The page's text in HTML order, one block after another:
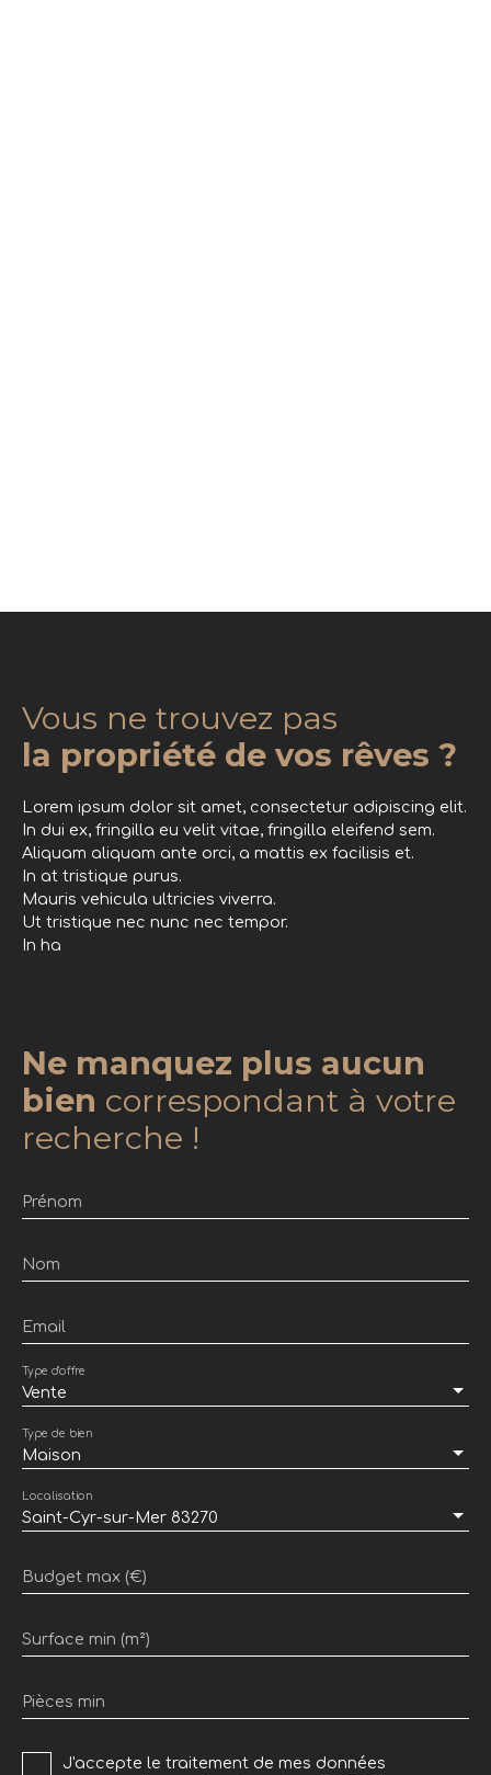
Vous ne trouvez pas
la propriété de vos rêves ?
Lorem ipsum dolor sit amet, consectetur adipiscing elit.
In dui ex, fringilla eu velit vitae, fringilla eleifend sem.
Aliquam aliquam ante orci, a mattis ex facilisis et.
In at tristique purus.
Mauris vehicula ultricies viverra.
Ut tristique nec nunc nec tempor.
In ha
Ne manquez plus aucun
bien correspondant à votre
recherche !
Prénom
Nom
Email
Vente
Type d'offre
Maison
Type de bien
Saint-Cyr-sur-Mer 83270
Localisation
Budget max (€)
Surface min (m²)
Pièces min
J'accepte le traitement de mes données